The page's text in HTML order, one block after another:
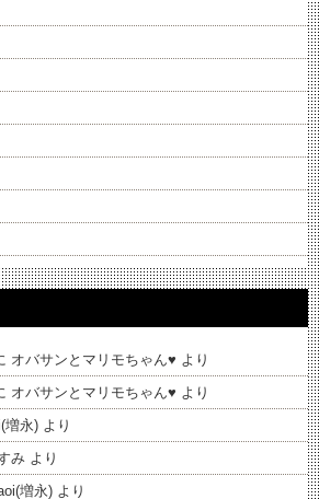
オバサンとマリモちゃん♥️ より
オバサンとマリモちゃん♥️ より
増永) より
み より
増永) より